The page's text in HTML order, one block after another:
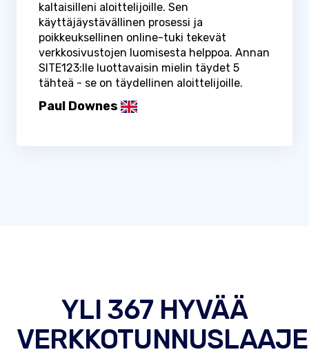
kaltaisilleni aloittelijoille. Sen
käyttäjäystävällinen prosessi ja
poikkeuksellinen online-tuki tekevät
verkkosivustojen luomisesta helppoa. Annan
SITE123:lle luottavaisin mielin täydet 5
tähteä - se on täydellinen aloittelijoille.
Paul Downes
YLI 367 HYVÄÄ